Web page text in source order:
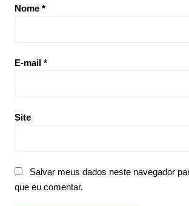
Nome *
E-mail *
Site
Salvar meus dados neste navegador
que eu comentar.